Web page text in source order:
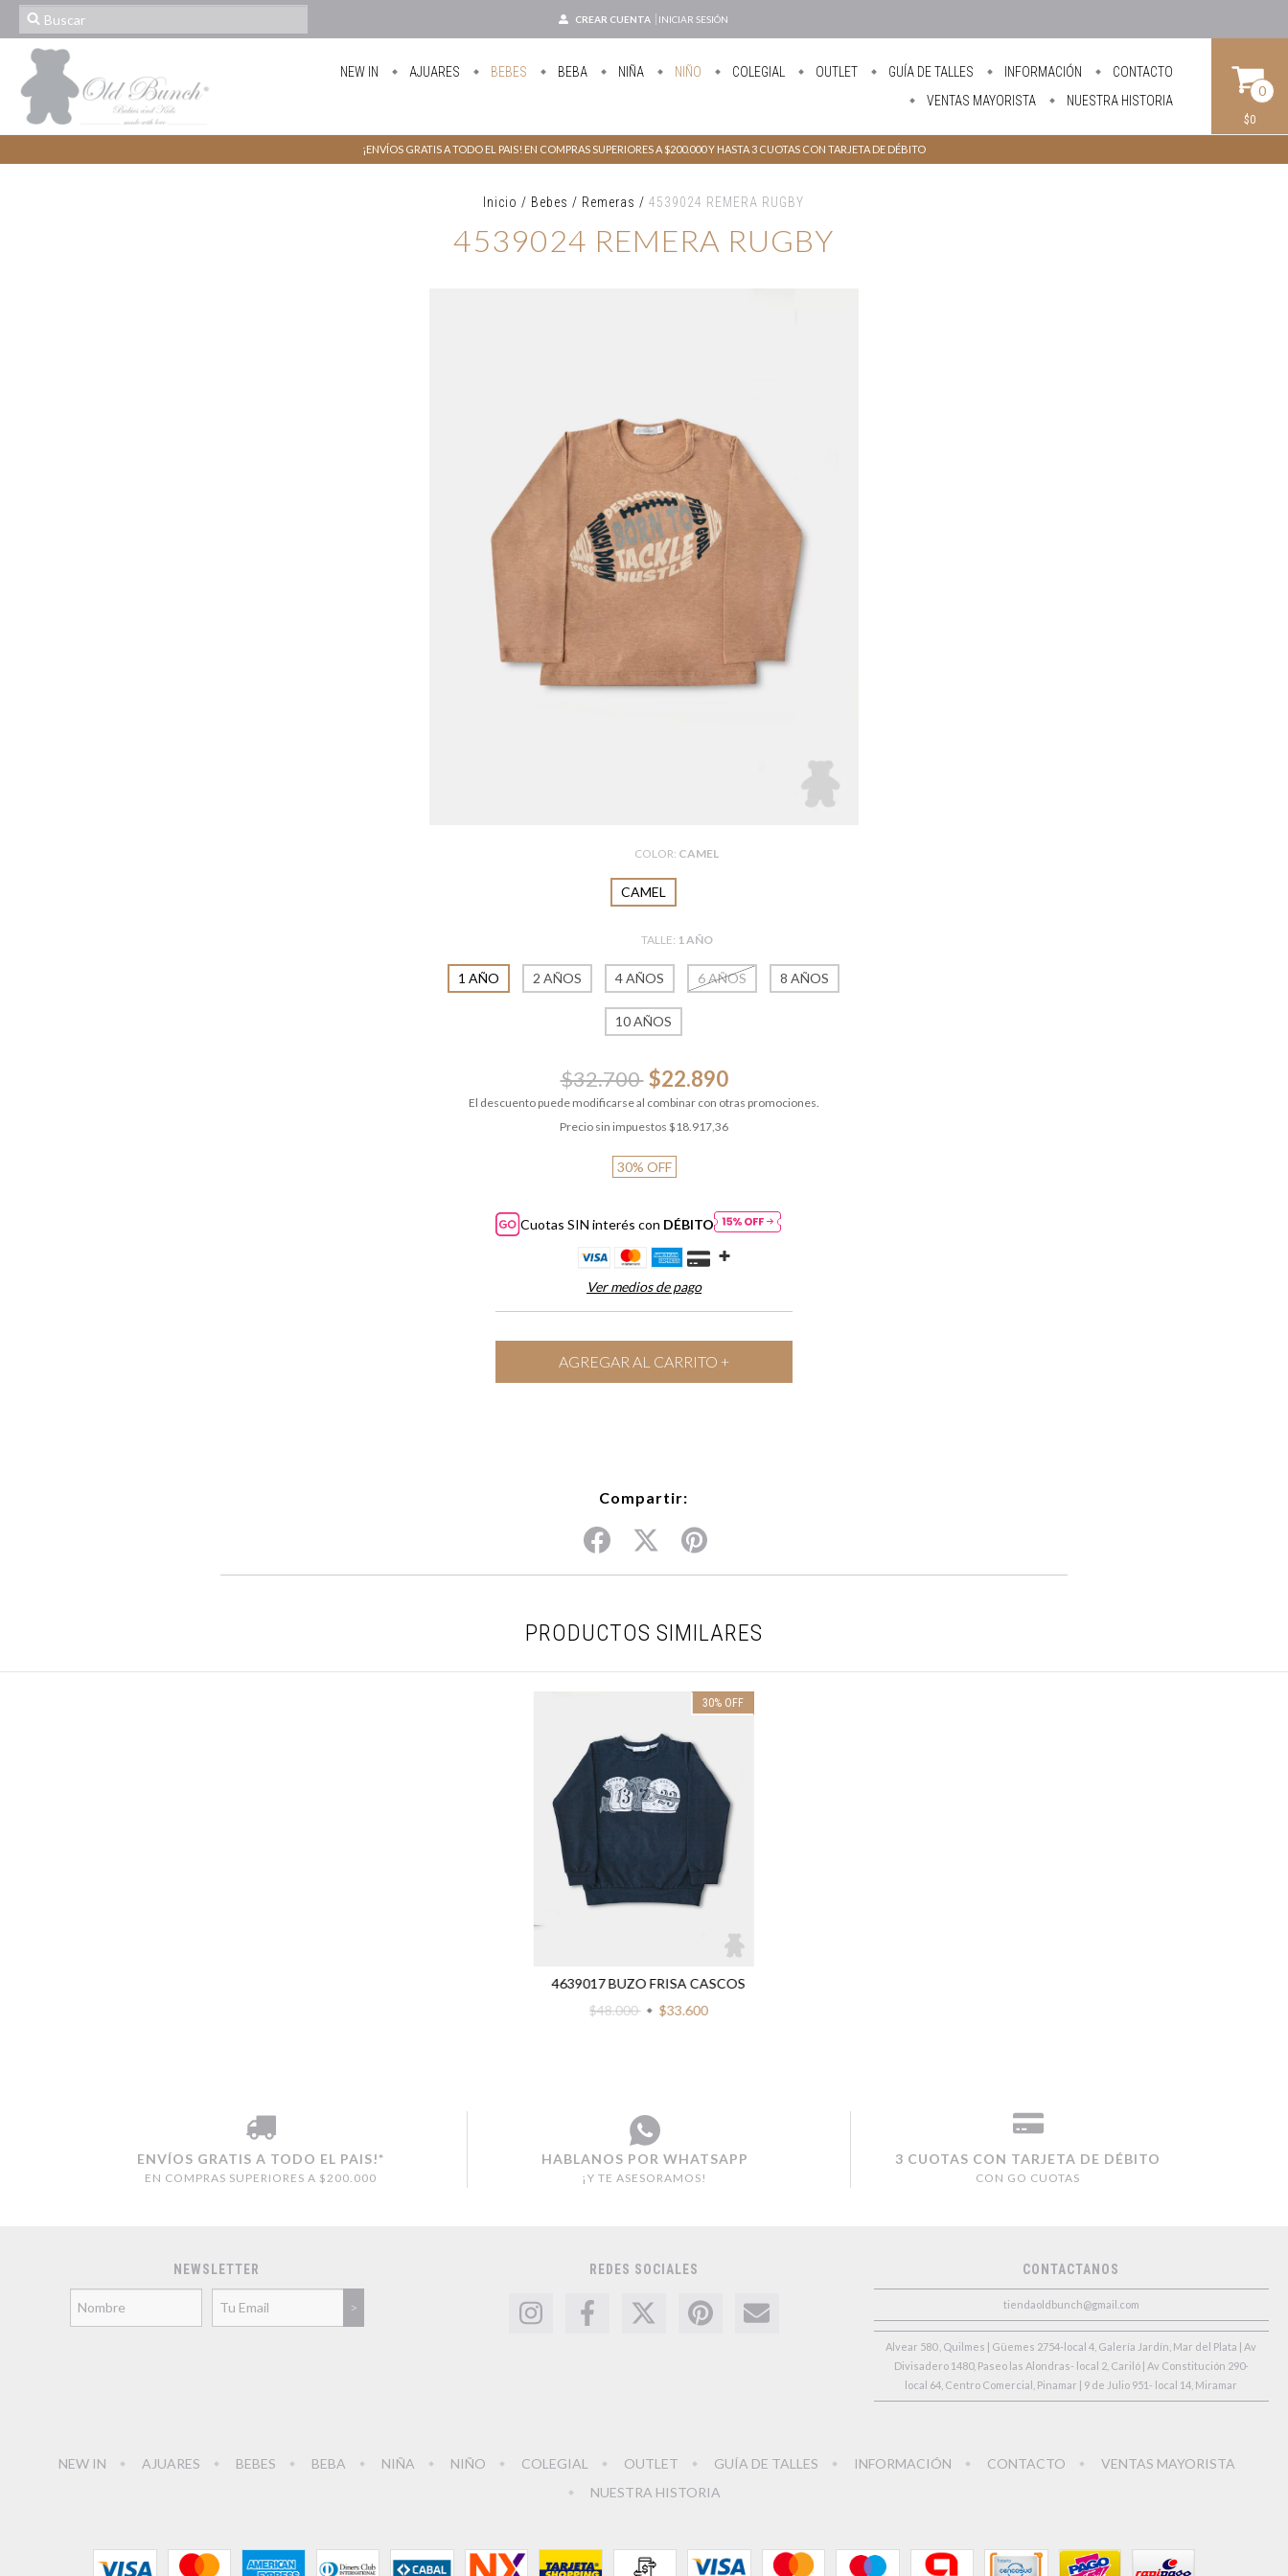
CREAR CUENTA INICIAR SESIÓN
NEW IN AJUARES BEBES BEBA NIÑA NIÑO COLEGIAL OUTLET GUÍA DE TALLES INFORMACIÓN
CONTACTO
VENTAS MAYORISTA
NUESTRA HISTORIA
0
$0
¡ENVÍOS GRATIS A TODO EL PAIS! EN COMPRAS SUPERIORES A $200.000 Y HASTA 3 CUOTAS CON TARJETA DE DÉBITO
Inicio / Bebes / Remeras / 4539024 REMERA RUGBY
4539024 REMERA RUGBY
COLOR: CAMEL
CAMEL
TALLE: 1 AÑO
1 AÑO 2 AÑOS 4 AÑOS 6 AÑOS 8 AÑOS
10 AÑOS
$32.700 $22.890
El descuento puede modificarse al combinar con otras promociones.
Precio sin impuestos $18.917,36
30% OFF
Cuotas SIN interés con DÉBITO
Ver medios de pago
Compartir:
PRODUCTOS SIMILARES
30% OFF
4639017 BUZO FRISA CASCOS
$48.000
$33.600
ENVÍOS GRATIS A TODO EL PAIS!*
EN COMPRAS SUPERIORES A $200.000
HABLANOS POR WHATSAPP
¡Y TE ASESORAMOS!
3 CUOTAS CON TARJETA DE DÉBITO
CON GO CUOTAS
NEWSLETTER REDES SOCIALES CONTACTANOS
tiendaoldbunch@gmail.com
Alvear 580 , Quilmes | Güemes 2754-local 4, Galería Jardín, Mar del Plata | Av
Divisadero 1480, Paseo las Alondras- local 2, Cariló | Av Constitución 290-
local 64, Centro Comercial, Pinamar | 9 de Julio 951- local 14, Miramar
NEW IN AJUARES BEBES BEBA NIÑA NIÑO COLEGIAL OUTLET GUÍA DE TALLES INFORMACIÓN CONTACTO
VENTAS MAYORISTA
NUESTRA HISTORIA